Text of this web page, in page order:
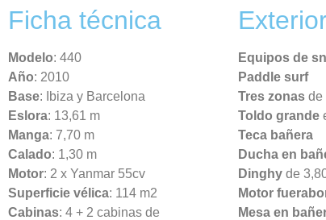
Ficha técnica
Modelo: 440
Año: 2010
Base: Ibiza y Barcelona
Eslora: 13,61 m
Manga: 7,70 m
Calado: 1,30 m
Motor: 2 x Yanmar 55cv
Superficie vélica: 114 m2
Cabinas: 4 + 2 cabinas de
Exterior
Equipos de
Paddle surf
Tres zonas de
Toldo grande
Teca bañera
Ducha en
Dinghy de
Motor
Mesa en